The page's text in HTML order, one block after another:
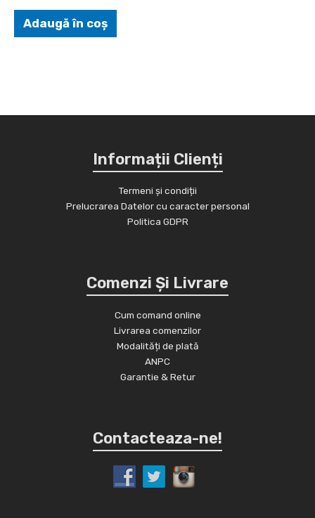
Adaugă în coș
Informații Clienți
Termeni și condiții
Prelucrarea Datelor cu caracter personal
Politica GDPR
Comenzi Și Livrare
Cum comand online
Livrarea comenzilor
Modalități de plată
ANPC
Garantie & Retur
Contacteaza-ne!